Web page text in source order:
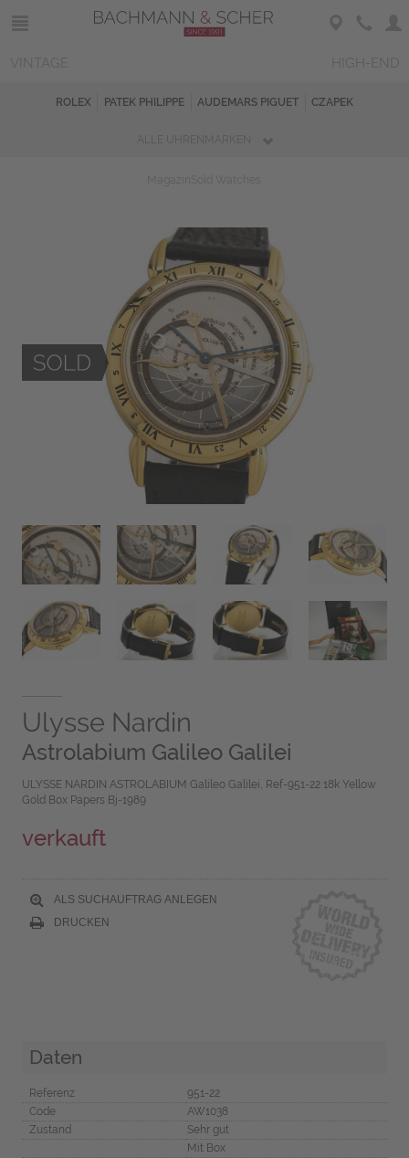
ROLEX PATEK PHILIPPE AUDEMARS PIGUET CZAPEK
Ulysse Nardin
Astrolabium Galileo Galilei
ULYSSE NARDIN ASTROLABIUM Galileo Galilei, Ref-951-22 18k Yellow
Gold Box Papers Bj-1989
verkauft
ALS SUCHAUFTRAG ANLEGEN
DRUCKEN
Daten
Referenz
951-22
Code
AW1038
Zustand
Sehr gut
Mit Box